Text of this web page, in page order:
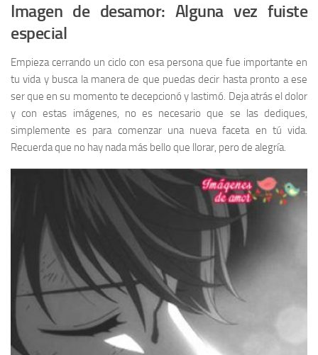
Imagen de desamor: Alguna vez fuiste
especial
Empieza cerrando un ciclo con esa persona que fue importante en
tu vida y busca la manera de que puedas decir hasta pronto a ese
ser que en su momento te decepcionó y lastimó. Deja atrás el dolor
y con estas imágenes, no es necesario que se las dediques,
simplemente es para comenzar una nueva faceta en tú vida.
Recuerda que no hay nada más bello que llorar, pero de alegría.